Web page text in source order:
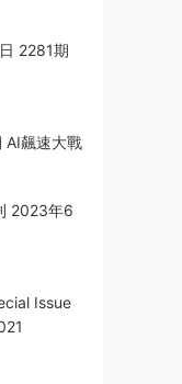
2281期
AI飆速大戰
2023年6
Issue